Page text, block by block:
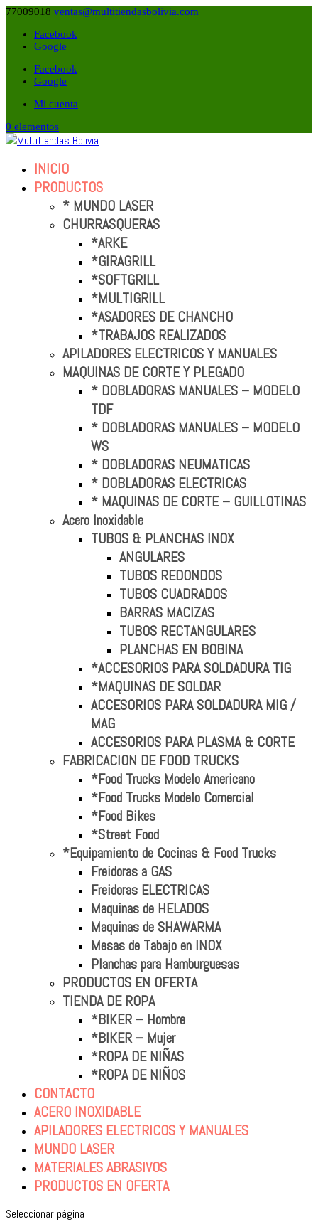
77009018 ventas@multitiendasbolivia.com
Facebook
Google
Facebook
Google
Mi cuenta
0 elementos
INICIO
PRODUCTOS
* MUNDO LASER
CHURRASQUERAS
*ARKE
*GIRAGRILL
*SOFTGRILL
*MULTIGRILL
*ASADORES DE CHANCHO
*TRABAJOS REALIZADOS
APILADORES ELECTRICOS Y MANUALES
MAQUINAS DE CORTE Y PLEGADO
* DOBLADORAS MANUALES – MODELO
TDF
* DOBLADORAS MANUALES – MODELO
WS
* DOBLADORAS NEUMATICAS
* DOBLADORAS ELECTRICAS
* MAQUINAS DE CORTE – GUILLOTINAS
Acero Inoxidable
TUBOS & PLANCHAS INOX
ANGULARES
TUBOS REDONDOS
TUBOS CUADRADOS
BARRAS MACIZAS
TUBOS RECTANGULARES
PLANCHAS EN BOBINA
*ACCESORIOS PARA SOLDADURA TIG
*MAQUINAS DE SOLDAR
ACCESORIOS PARA SOLDADURA MIG /
MAG
ACCESORIOS PARA PLASMA & CORTE
FABRICACION DE FOOD TRUCKS
*Food Trucks Modelo Americano
*Food Trucks Modelo Comercial
*Food Bikes
*Street Food
*Equipamiento de Cocinas & Food Trucks
Freidoras a GAS
Freidoras ELECTRICAS
Maquinas de HELADOS
Maquinas de SHAWARMA
Mesas de Tabajo en INOX
Planchas para Hamburguesas
PRODUCTOS EN OFERTA
TIENDA DE ROPA
*BIKER – Hombre
*BIKER – Mujer
*ROPA DE NIÑAS
*ROPA DE NIÑOS
CONTACTO
ACERO INOXIDABLE
APILADORES ELECTRICOS Y MANUALES
MUNDO LASER
MATERIALES ABRASIVOS
PRODUCTOS EN OFERTA
Seleccionar página